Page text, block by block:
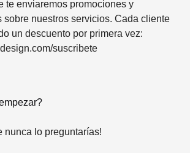
te enviaremos promociones y
sobre nuestros servicios. Cada cliente
un descuento por primera vez:
suscribete
nunca lo preguntarías!